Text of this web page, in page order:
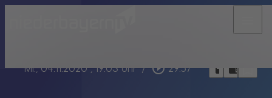
Mi., 04.11.2020, 19:03 Uhr / play_circle_outline 29:57 headphones chrome_reader_mode